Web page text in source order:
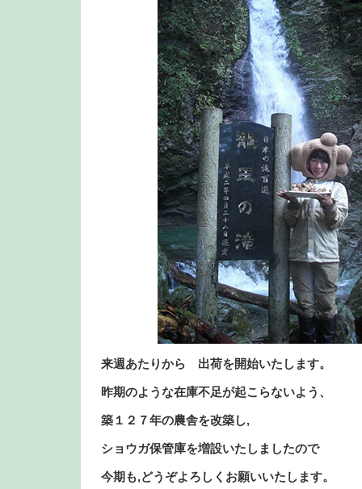
来週あたりから 出荷を開始いたします。
昨期のような在庫不足が起こらないよう、
築１２７年の農舎を改築し,
ショウガ保管庫を増設いたしましたので
今期も,どうぞよろしくお願いいたします。